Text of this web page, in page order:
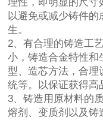
理性，即明显的尺寸
以避免或减少铸件
生。
2、有合理的铸造工
小，铸造合金特性和
型、造芯方法，合理
统等。以保证获得高
3、铸造用原材料的
熔剂、变质剂以及铸